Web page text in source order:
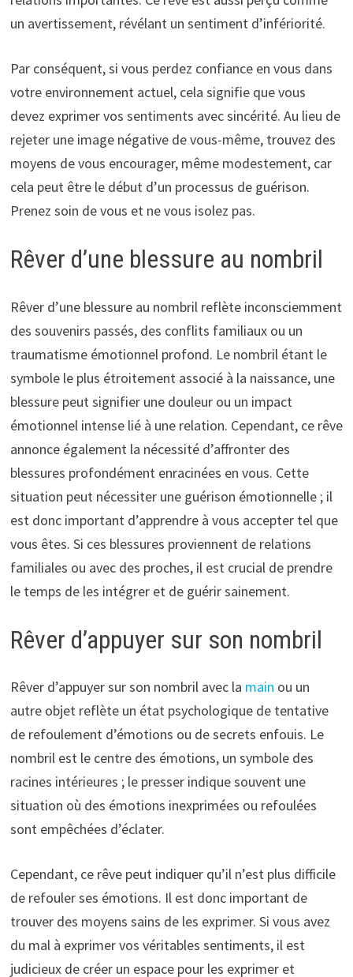
un avertissement, révélant un sentiment d’infériorité.
Par conséquent, si vous perdez confiance en vous dans
votre environnement actuel, cela signifie que vous
devez exprimer vos sentiments avec sincérité. Au lieu de
rejeter une image négative de vous-même, trouvez des
moyens de vous encourager, même modestement, car
cela peut être le début d’un processus de guérison.
Prenez soin de vous et ne vous isolez pas.
Rêver d’une blessure au nombril
Rêver d’une blessure au nombril reflète inconsciemment
des souvenirs passés, des conflits familiaux ou un
traumatisme émotionnel profond. Le nombril étant le
symbole le plus étroitement associé à la naissance, une
blessure peut signifier une douleur ou un impact
émotionnel intense lié à une relation. Cependant, ce rêve
annonce également la nécessité d’affronter des
blessures profondément enracinées en vous. Cette
situation peut nécessiter une guérison émotionnelle ; il
est donc important d’apprendre à vous accepter tel que
vous êtes. Si ces blessures proviennent de relations
familiales ou avec des proches, il est crucial de prendre
le temps de les intégrer et de guérir sainement.
Rêver d’appuyer sur son nombril
Rêver d’appuyer sur son nombril avec la main ou un
autre objet reflète un état psychologique de tentative
de refoulement d’émotions ou de secrets enfouis. Le
nombril est le centre des émotions, un symbole des
racines intérieures ; le presser indique souvent une
situation où des émotions inexprimées ou refoulées
sont empêchées d’éclater.
Cependant, ce rêve peut indiquer qu’il n’est plus difficile
de refouler ses émotions. Il est donc important de
trouver des moyens sains de les exprimer. Si vous avez
du mal à exprimer vos véritables sentiments, il est
judicieux de créer un espace pour les exprimer et